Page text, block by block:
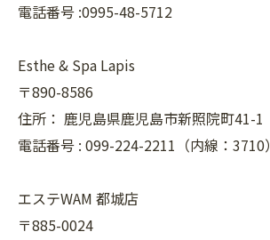
電話番号 :0995-48-5712
Esthe & Spa Lapis
〒890-8586
住所： 鹿児島県鹿児島市新照院町41-1
電話番号 : 099-224-2211（内線：3710）
エステWAM 都城店
〒885-0024